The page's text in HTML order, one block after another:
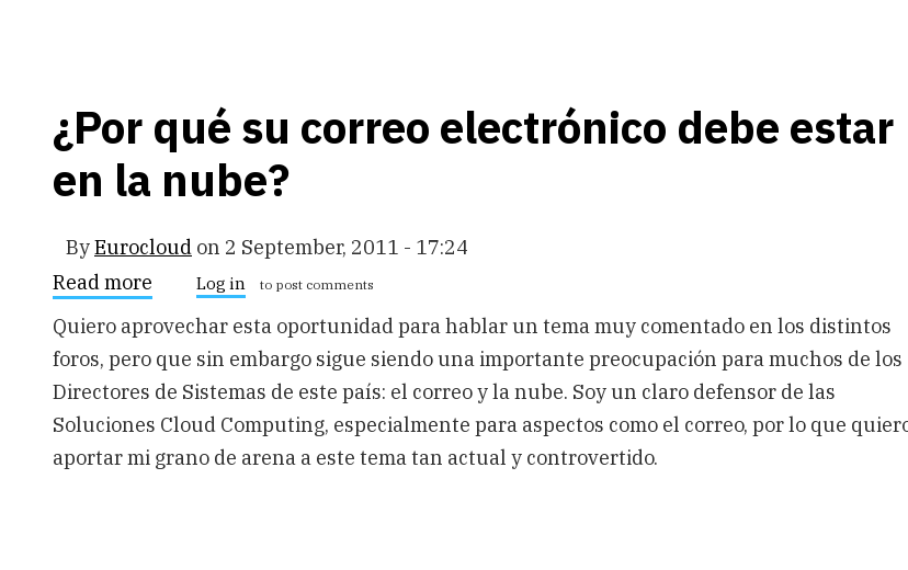
¿Por qué su correo electrónico debe estar
en la nube?
ByEurocloud on 2 September, 2011 - 17:24
Read more about
qué
su
correo
electrónico
debe
estar
en
la
Log in to post comments
Quiero aprovechar esta oportunidad para hablar un tema muy comentado en los distintos
foros, pero que sin embargo sigue siendo una importante preocupación para muchos de los
Directores de Sistemas de este país: el correo y la nube. Soy un claro defensor de las
Soluciones Cloud Computing, especialmente para aspectos como el correo, por lo que
aportar mi grano de arena a este tema tan actual y controvertido.